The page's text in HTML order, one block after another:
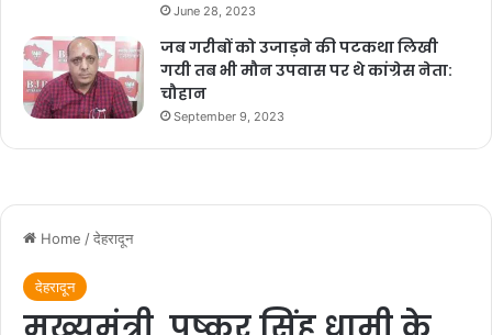
June 28, 2023
जब गरीबों को उजाड़ने की पटकथा लिखी
गयी तब भी मौन उपवास पर थे कांग्रेस नेता:
चौहान
September 9, 2023